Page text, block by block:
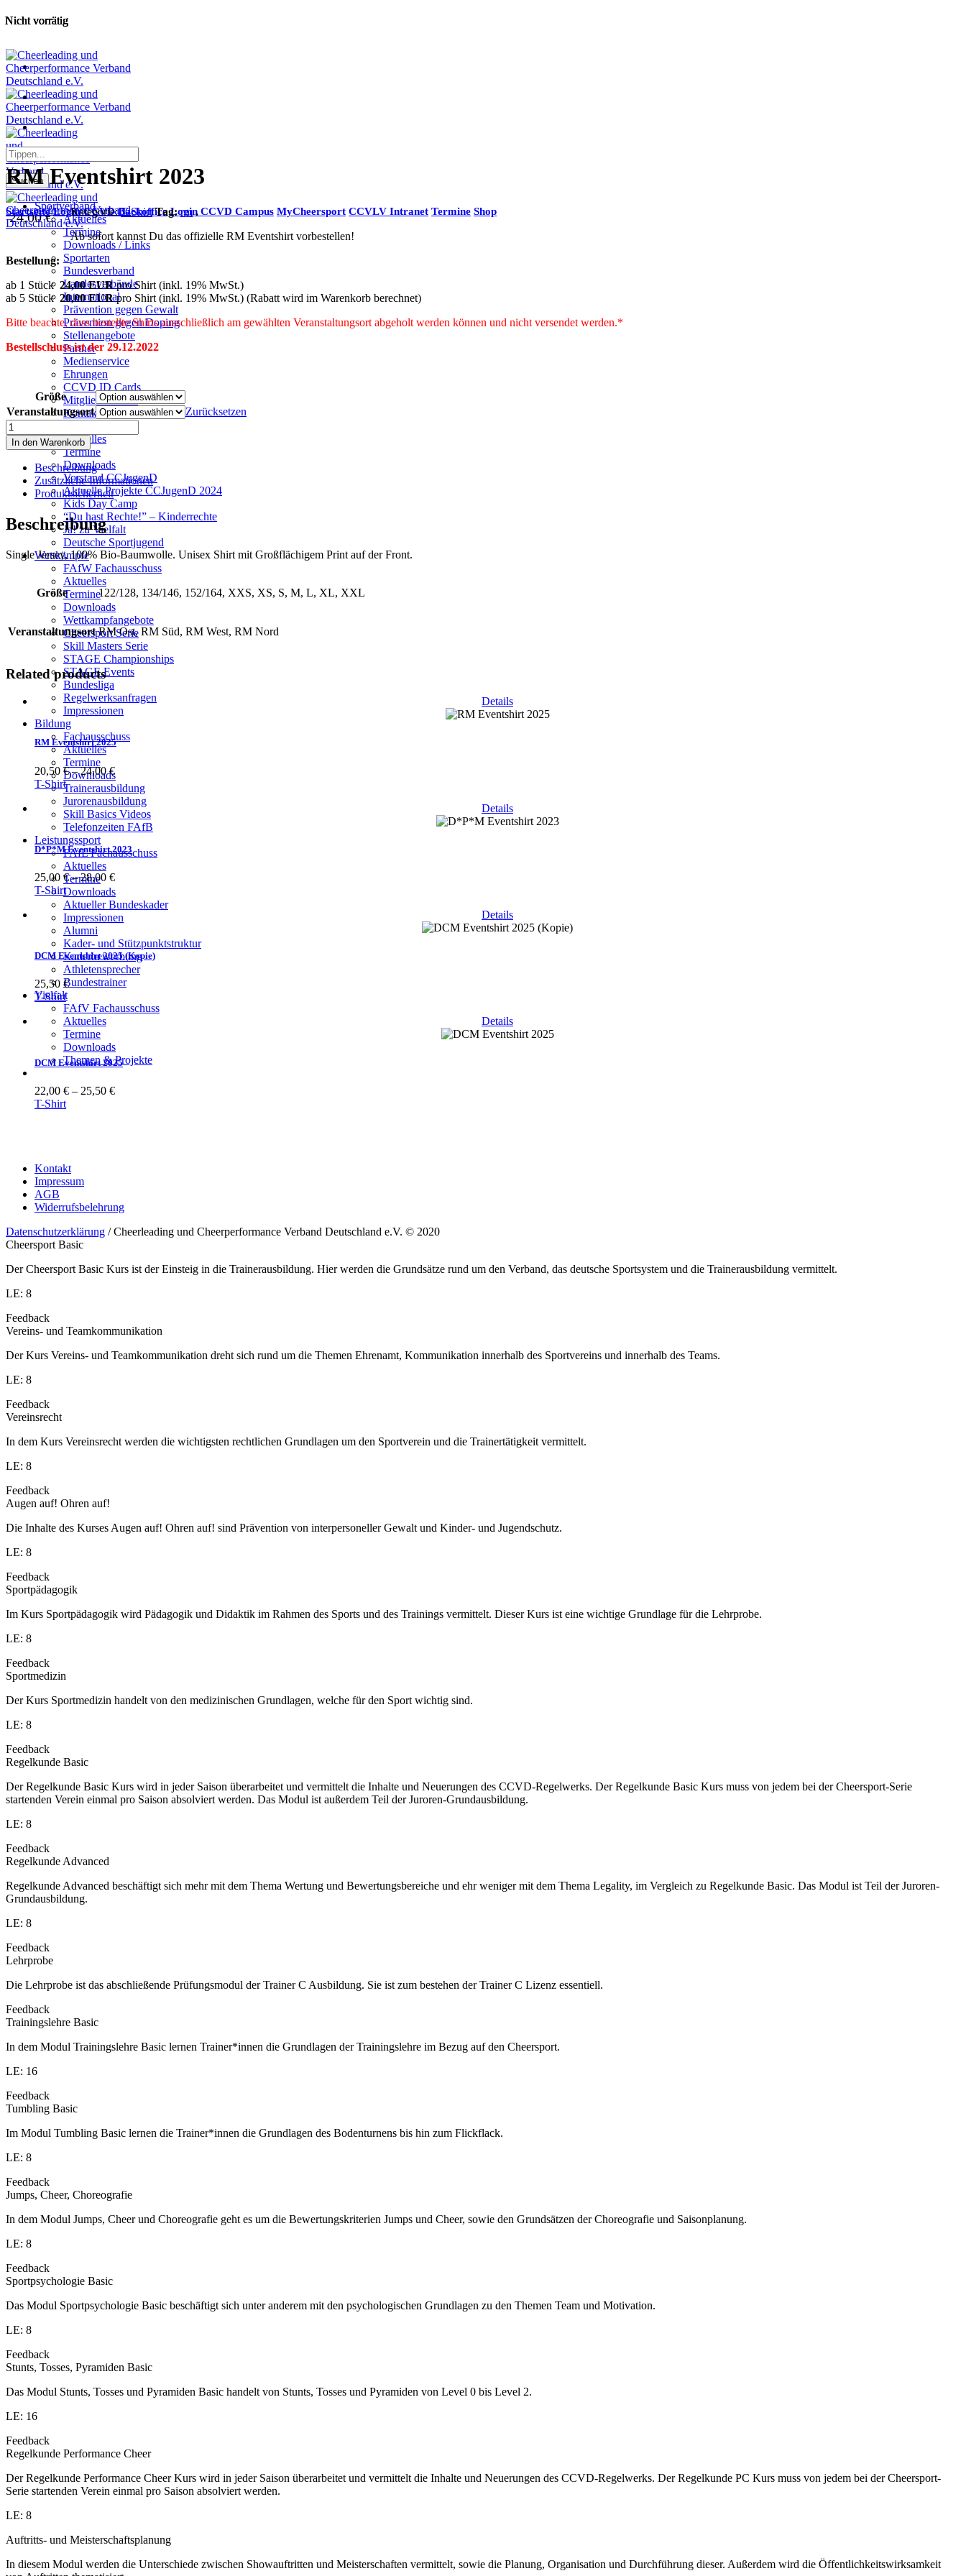
Startseite Login CCVD Backoffice Login CCVD Campus MyCheersport CCVLV Intranet Termine Shop
Suchen
Sportverband
Aktuelles
Termine
Downloads / Links
Sportarten
Bundesverband
Landesverbände
International
Prävention gegen Gewalt
Prävention gegen Doping
Stellenangebote
Partner
Medienservice
Ehrungen
CCVD ID Cards
Mitglied werden
Kontakt
Aktuelles
Termine
Downloads
Vorstand CCJugenD
Aktuelle Projekte CCJugenD 2024
Kids Day Camp
“Du hast Rechte!” – Kinderrechte
Ja! zu Vielfalt
Deutsche Sportjugend
Wettkämpfe
FAfW Fachausschuss
Aktuelles
Termine
Downloads
Wettkampfangebote
Cheersport Serie
Skill Masters Serie
STAGE Championships
STAGE Events
Bundesliga
Regelwerksanfragen
Impressionen
Bildung
Fachausschuss
Aktuelles
Termine
Downloads
Trainerausbildung
Jurorenausbildung
Skill Basics Videos
Telefonzeiten FAfB
Leistungssport
FAfL Fachausschuss
Aktuelles
Termine
Downloads
Aktueller Bundeskader
Impressionen
Alumni
Kader- und Stützpunktstruktur
Kaderbewerbung
Athletensprecher
Bundestrainer
Vielfalt
FAfV Fachausschuss
Aktuelles
Termine
Downloads
Themen & Projekte
RM Eventshirt 2023
24,00€ Kategorie:T-Shirt Tag: rm .
Ab sofort kannst Du das offizielle RM Eventshirt vorbestellen!
Bestellung:
ab 1 Stück 24,00 EURpro Shirt (inkl. 19% MwSt.)
ab 5 Stück 20,00 EURpro Shirt (inkl. 19% MwSt.) (Rabatt wird im Warenkorb berechnet)
Bitte beachte, dass bestellte Shirts ausschließlich am gewählten Veranstaltungsort abgeholt werden können und nicht versendet werden.*
Bestellschluss ist der 29.12.2022
Größe
Veranstaltungsort
Zurücksetzen
RM
Eventshirt
2023
Menge
In den Warenkorb
Beschreibung
Zusätzliche Informationen
Produktsicherheit
Beschreibung
Single Jersey, 100% Bio-Baumwolle. Unisex Shirt mit Großflächigem Print auf der Front.
Größe 122/128, 134/146, 152/164, XXS, XS, S, M, L, XL, XXL
Veranstaltungsort RM Ost, RM Süd, RM West, RM Nord
Related products
Nicht vorrätig
Details
RM Eventshirt 2025
20,50 €–24,00€
T-Shirt
Nicht vorrätig
Details
D*P*M Eventshirt 2023
25,00 €–28,00 €
T-Shirt
Nicht vorrätig
Details
DCM Eventshirt 2025 (Kopie)
25,50 €
T-Shirt
Nicht vorrätig
Details
DCM Eventshirt 2025
22,00 € – 25,50 €
T-Shirt
Kontakt
Impressum
AGB
Widerrufsbelehrung
Datenschutzerklärung / Cheerleading und Cheerperformance Verband Deutschland e.V. © 2020
Cheersport Basic
Der Cheersport Basic Kurs ist der Einsteig in die Trainerausbildung. Hier werden die Grundsätze rund um den Verband, das deutsche Sportsystem und die Trainerausbildung vermittelt.
LE: 8
Feedback
Vereins- und Teamkommunikation
Der Kurs Vereins- und Teamkommunikation dreht sich rund um die Themen Ehrenamt, Kommunikation innerhalb des Sportvereins und innerhalb des Teams.
LE: 8
Feedback
Vereinsrecht
In dem Kurs Vereinsrecht werden die wichtigsten rechtlichen Grundlagen um den Sportverein und die Trainertätigkeit vermittelt.
LE: 8
Feedback
Augen auf! Ohren auf!
Die Inhalte des Kurses Augen auf! Ohren auf! sind Prävention von interpersoneller Gewalt und Kinder- und Jugendschutz.
LE: 8
Feedback
Sportpädagogik
Im Kurs Sportpädagogik wird Pädagogik und Didaktik im Rahmen des Sports und des Trainings vermittelt. Dieser Kurs ist eine wichtige Grundlage für die Lehrprobe.
LE: 8
Feedback
Sportmedizin
Der Kurs Sportmedizin handelt von den medizinischen Grundlagen, welche für den Sport wichtig sind.
LE: 8
Feedback
Regelkunde Basic
Der Regelkunde Basic Kurs wird in jeder Saison überarbeitet und vermittelt die Inhalte und Neuerungen des CCVD-Regelwerks. Der Regelkunde Basic Kurs muss von jedem bei der Cheersport-Serie
startenden Verein einmal pro Saison absolviert werden. Das Modul ist außerdem Teil der Juroren-Grundausbildung.
LE: 8
Feedback
Regelkunde Advanced
Regelkunde Advanced beschäftigt sich mehr mit dem Thema Wertung und Bewertungsbereiche und ehr weniger mit dem Thema Legality, im Vergleich zu Regelkunde Basic. Das Modul ist Teil der Juroren-
Grundausbildung.
LE: 8
Feedback
Lehrprobe
Die Lehrprobe ist das abschließende Prüfungsmodul der Trainer C Ausbildung. Sie ist zum bestehen der Trainer C Lizenz essentiell.
Feedback
Trainingslehre Basic
In dem Modul Trainingslehre Basic lernen Trainer*innen die Grundlagen der Trainingslehre im Bezug auf den Cheersport.
LE: 16
Feedback
Tumbling Basic
Im Modul Tumbling Basic lernen die Trainer*innen die Grundlagen des Bodenturnens bis hin zum Flickflack.
LE: 8
Feedback
Jumps, Cheer, Choreografie
In dem Modul Jumps, Cheer und Choreografie geht es um die Bewertungskriterien Jumps und Cheer, sowie den Grundsätzen der Choreografie und Saisonplanung.
LE: 8
Feedback
Sportpsychologie Basic
Das Modul Sportpsychologie Basic beschäftigt sich unter anderem mit den psychologischen Grundlagen zu den Themen Team und Motivation.
LE: 8
Feedback
Stunts, Tosses, Pyramiden Basic
Das Modul Stunts, Tosses und Pyramiden Basic handelt von Stunts, Tosses und Pyramiden von Level 0 bis Level 2.
LE: 16
Feedback
Regelkunde Performance Cheer
Der Regelkunde Performance Cheer Kurs wird in jeder Saison überarbeitet und vermittelt die Inhalte und Neuerungen des CCVD-Regelwerks. Der Regelkunde PC Kurs muss von jedem bei der Cheersport-
Serie startenden Verein einmal pro Saison absolviert werden.
LE: 8
Auftritts- und Meisterschaftsplanung
In diesem Modul werden die Unterschiede zwischen Showauftritten und Meisterschaften vermittelt, sowie die Planung, Organisation und Durchführung dieser. Außerdem wird die Öffentlichkeitswirksamkeit